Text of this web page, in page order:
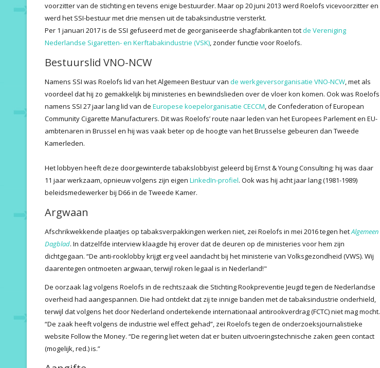
voorzitter van de stichting en tevens enige bestuurder. Maar op 20 juni 2013 werd Roelofs vicevoorzitter en
werd het SSI-bestuur met drie mensen uit de tabaksindustrie versterkt.
Per 1 januari 2017 is de SSI gefuseerd met de georganiseerde shagfabrikanten totde Vereniging
Nederlandse Sigaretten- en Kerftabakindustrie (VSK), zonder functie voor Roelofs.
Bestuurslid VNO-NCW
Namens SSI was Roelofs lid van het Algemeen Bestuur van de werkgeversorganisatie VNO-NCW, met als
voordeel dat hij zo gemakkelijk bij ministeries en bewindslieden over de vloer kon komen. Ook was Roelofs
namens SSI 27 jaar lang lid van de Europese koepelorganisatie CECCM, de Confederation of European
Community Cigarette Manufacturers. Dit was Roelofs’ route naar leden van het Europees Parlement en EU-
ambtenaren in Brussel en hij was vaak beter op de hoogte van het Brusselse gebeuren dan Tweede
Kamerleden.
Het lobbyen heeft deze doorgewinterde tabakslobbyist geleerd bij Ernst & Young Consulting; hij was daar
11 jaar werkzaam, opnieuw volgens zijn eigen LinkedIn-profiel. Ook was hij acht jaar lang (1981-1989)
beleidsmedewerker bij D66 in de Tweede Kamer.
Argwaan
Afschrikwekkende plaatjes op tabaksverpakkingen werken niet, zei Roelofs in mei 2016 tegen hetAlgemeen
Dagblad. In datzelfde interview klaagde hij erover dat de deuren op de ministeries voor hem zijn
dichtgegaan. “De anti-rooklobby krijgt erg veel aandacht bij het ministerie van Volksgezondheid (VWS). Wij
daarentegen ontmoeten argwaan, terwijl roken legaal is in Nederland!"
De oorzaak lag volgens Roelofs in de rechtszaak die Stichting Rookpreventie Jeugd tegen de Nederlandse
overheid had aangespannen. Die had ontdekt dat zij te innige banden met de tabaksindustrie onderhield,
terwijl dat volgens het door Nederland ondertekende internationaal antirookverdrag (FCTC) niet mag mocht.
“De zaak heeft volgens de industrie wel effect gehad”, zei Roelofs tegen de onderzoeksjournalistieke
website Follow the Money. “De regering liet weten dat er buiten uitvoeringstechnische zaken geen contact
(mogelijk, red.) is.”